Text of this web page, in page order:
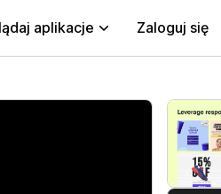
aplikacje Zaloguj się